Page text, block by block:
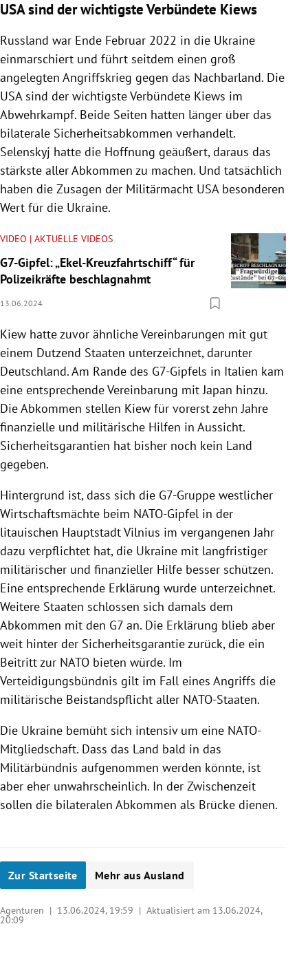
USA sind der wichtigste Verbündete Kiews
Russland war Ende Februar 2022 in die Ukraine
einmarschiert und führt seitdem einen groß
angelegten Angriffskrieg gegen das Nachbarland. Die
USA sind der wichtigste Verbündete Kiews im
Abwehrkampf. Beide Seiten hatten länger über das
bilaterale Sicherheitsabkommen verhandelt.
Selenskyj hatte die Hoffnung geäußert, daraus das
stärkste aller Abkommen zu machen. Und tatsächlich
haben die Zusagen der Militärmacht USA besonderen
Wert für die Ukraine.
VIDEO | AKTUELLE VIDEOS
G7-Gipfel: „Ekel-Kreuzfahrtschiff“ für
Polizeikräfte beschlagnahmt
13.06.2024
Kiew hatte zuvor ähnliche Vereinbarungen mit gut
einem Dutzend Staaten unterzeichnet, darunter
Deutschland. Am Rande des G7-Gipfels in Italien kam
eine entsprechende Vereinbarung mit Japan hinzu.
Die Abkommen stellen Kiew für vorerst zehn Jahre
finanzielle und militärische Hilfen in Aussicht.
Sicherheitsgarantien hat bisher noch kein Land
gegeben.
Hintergrund ist, dass sich die G7-Gruppe westlicher
Wirtschaftsmächte beim NATO-Gipfel in der
litauischen Hauptstadt Vilnius im vergangenen Jahr
dazu verpflichtet hat, die Ukraine mit langfristiger
militärischer und finanzieller Hilfe besser schützen.
Eine entsprechende Erklärung wurde unterzeichnet.
Weitere Staaten schlossen sich damals dem
Abkommen mit den G7 an. Die Erklärung blieb aber
weit hinter der Sicherheitsgarantie zurück, die ein
Beitritt zur NATO bieten würde. Im
Verteidigungsbündnis gilt im Fall eines Angriffs die
militärische Beistandspflicht aller NATO-Staaten.
Die Ukraine bemüht sich intensiv um eine NATO-
Mitgliedschaft. Dass das Land bald in das
Militärbündnis aufgenommen werden könnte, ist
aber eher unwahrscheinlich. In der Zwischenzeit
sollen die bilateralen Abkommen als Brücke dienen.
Zur Startseite Mehr aus Ausland
Agenturen | 13.06.2024, 19:59 | Aktualisiert am 13.06.2024,
20:09